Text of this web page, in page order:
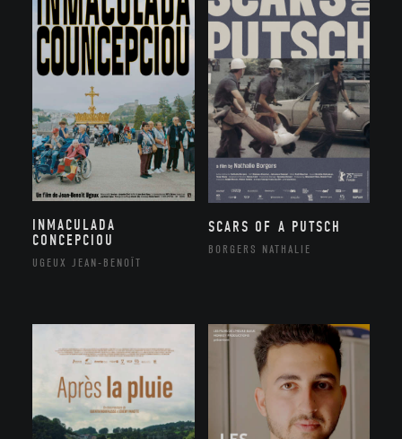
INMACULADA
CONCEPCIOU
UGEUX JEAN-BENOÎT
SCARS OF A PUTSCH
BORGERS NATHALIE